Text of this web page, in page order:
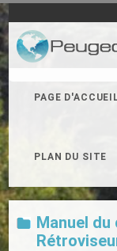
PAGE
PLAN DU SITE
Manuel